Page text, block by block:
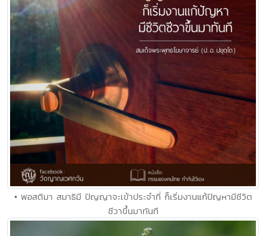
• พอสติมา สมาธิมี ปัญญาจะเข้าประจําที่ ก็เริ่มงานแก้ปัญหามีชีวิต
ชีวาขึ้นมาทันที